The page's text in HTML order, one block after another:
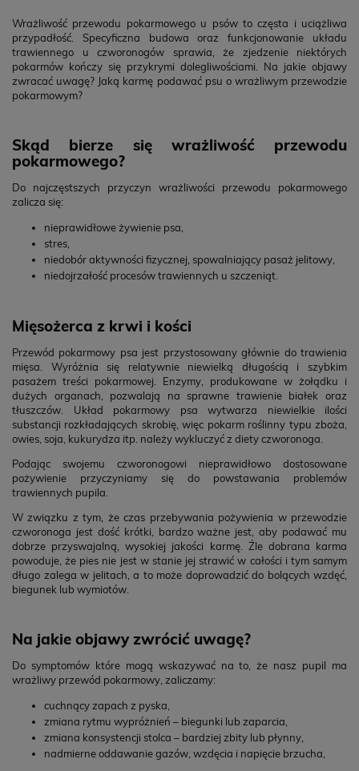
Wrażliwość przewodu pokarmowego u psów to częsta i uciążliwa
przypadłość. Specyficzna budowa oraz funkcjonowanie układu
trawiennego u czworonogów sprawia, że zjedzenie niektórych
pokarmów kończy się przykrymi dolegliwościami. Na jakie objawy
zwracać uwagę? Jaką karmę podawać psu o wrażliwym przewodzie
pokarmowym?
Skąd bierze się wrażliwość przewodu
pokarmowego?
Do najczęstszych przyczyn wrażliwości przewodu pokarmowego
zalicza się:
nieprawidłowe żywienie psa,
stres,
niedobór aktywności fizycznej, spowalniający pasaż jelitowy,
niedojrzałość procesów trawiennych u szczeniąt.
Mięsożerca z krwi i kości
Przewód pokarmowy psa jest przystosowany głównie do trawienia
mięsa. Wyróżnia się relatywnie niewielką długością i szybkim
pasażem treści pokarmowej. Enzymy, produkowane w żołądku i
dużych organach, pozwalają na sprawne trawienie białek oraz
tłuszczów. Układ pokarmowy psa wytwarza niewielkie ilości
substancji rozkładających skrobię, więc pokarm roślinny typu zboża,
owies, soja, kukurydza itp. należy wykluczyć z diety czworonoga.
Podając swojemu czworonogowi nieprawidłowo dostosowane
pożywienie przyczyniamy się do powstawania problemów
trawiennych pupila.
W związku z tym, że czas przebywania pożywienia w przewodzie
czworonoga jest dość krótki, bardzo ważne jest, aby podawać mu
dobrze przyswajalną, wysokiej jakości karmę. Źle dobrana karma
powoduje, że pies nie jest w stanie jej strawić w całości i tym samym
długo zalega w jelitach, a to może doprowadzić do bolących wzdęć,
biegunek lub wymiotów.
Na jakie objawy zwrócić uwagę?
Do symptomów które mogą wskazywać na to, że nasz pupil ma
wrażliwy przewód pokarmowy, zaliczamy:
cuchnący zapach z pyska,
zmiana rytmu wypróżnień – biegunki lub zaparcia,
zmiana konsystencji stolca – bardziej zbity lub płynny,
nadmierne oddawanie gazów, wzdęcia i napięcie brzucha,